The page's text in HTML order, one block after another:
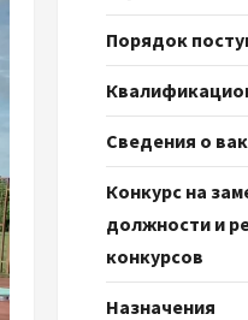
Порядок
Сведения о
Конкурс на
должности и
конкурсов
Назначения